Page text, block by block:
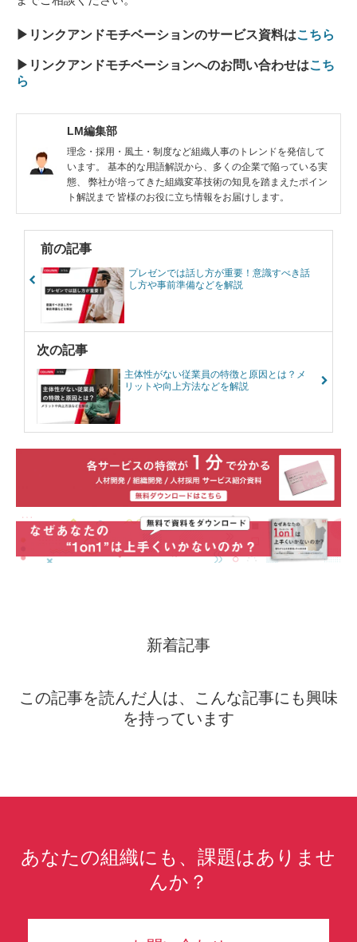
▶リンクアンドモチベーションのサービス資料はこちら
▶リンクアンドモチベーションへのお問い合わせはこち
ら
LM編集部
理念・採用・風土・制度など組織人事のトレンドを発信して
います。 基本的な用語解説から、多くの企業で陥っている実
態、 弊社が培ってきた組織変革技術の知見を踏まえたポイン
ト解説まで 皆様のお役に立ち情報をお届けします。
前の記事
プレゼンでは話し方が重要！意識すべき話
し方や事前準備などを解説
次の記事
主体性がない従業員の特徴と原因とは？メ
リットや向上方法などを解説
新着記事
この記事を読んだ人は、こんな記事にも興味
を持っています
あなたの組織にも、課題はありませ
んか？